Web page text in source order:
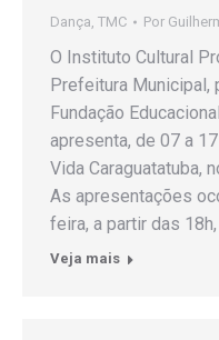
Dança, TMC Por
O Instituto Cultural
Prefeitura Municipal,
Fundação
apresenta, de 07 a
Vida Caraguatatuba,
As apresentações
feira, a partir das
Veja mais